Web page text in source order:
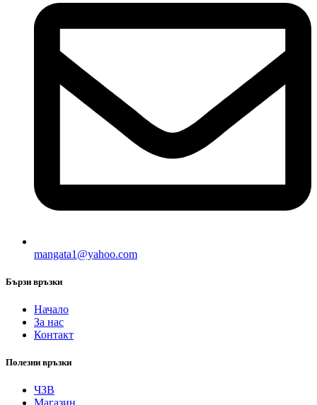
mangata1@yahoo.com
Бързи връзки
Начало
За нас
Контакт
Полезни връзки
ЧЗВ